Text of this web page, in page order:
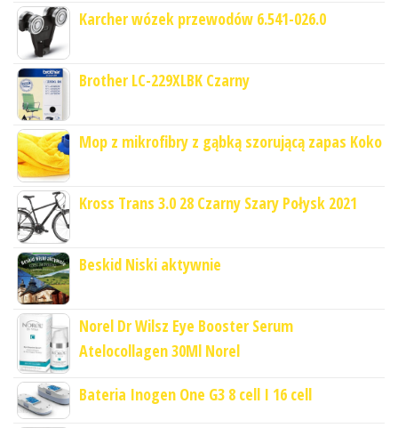
Karcher wózek przewodów 6.541-026.0
Brother LC-229XLBK Czarny
Mop z mikrofibry z gąbką szorującą zapas Koko
Kross Trans 3.0 28 Czarny Szary Połysk 2021
Beskid Niski aktywnie
Norel Dr Wilsz Eye Booster Serum
Atelocollagen 30Ml Norel
Bateria Inogen One G3 8 cell I 16 cell